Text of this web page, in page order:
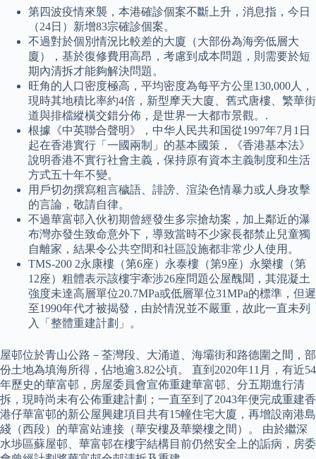
第四波疫情來襲，本港確診個案不斷上升，消息指，今日
（24日）新增83宗確診個案。
不過對於個別情況比較差的大廈（大部份為海旁低層大
廈），基於復修費用高昂，考慮到成本問題，則需要於短
期內清拆才能夠解決問題。
旺角的人口密度極高，平均密度為每平方公里130,000人，
現時其地積比率約4倍，新型摩天大廈、舊式唐樓、繁華街
道與排檔縱橫交錯分佈，是世界一大都市景觀。.
根據《中英聯合聲明》，中华人民共和国從1997年7月1日
起在香港實行「一國兩制」的基本國策，《香港基本法》
說明香港不實行社會主義，保持原有資本主義制度和生活
方式五十年不變。
用戶切勿撰寫粗言穢語、誹謗、渲染色情暴力或人身攻擊
的言論，敬請自律。
不過華富邨入伙初期曾經發生多宗搶劫案，加上鄰近的瀑
布灣亦發生致命意外下，導致當時不少家長都禁止兒童獨
自離家，結果令公共空間和社區設施都非常少人使用。
TMS-200 2永康樓（第6座）永泰樓（第9座）永樂樓（第
12座）粗體表示該樓宇牽涉26座問題公屋醜聞，其混凝土
強度未達高層單位20.7MPa或低層單位31MPa的標準，但遲
至1990年代才被揭發，由於情況並不嚴重，故此一直未列
入「整體重建計劃」。
屋邨位於青山公路－荃灣段、大涌道、海壩街和路德圍之間，部
份土地為填海所得，佔地逾3.82公頃。 直到2020年11月，有近54
年歷史的華富邨，房屋委員會宣佈重建華富邨、分五期進行清
拆，現時尚未有公佈重建計劃；一直至到了2043年便完成重建香
港仔華富邨的新公屋興建項目共有15幢住宅大廈，再增設南港島
綫（西段）的華富站連接（華安樓及華樂樓之間）。 由於繼深
水埗區蘇屋邨、華富邨在樓宇結構目前仍然安全上的詬病，房委